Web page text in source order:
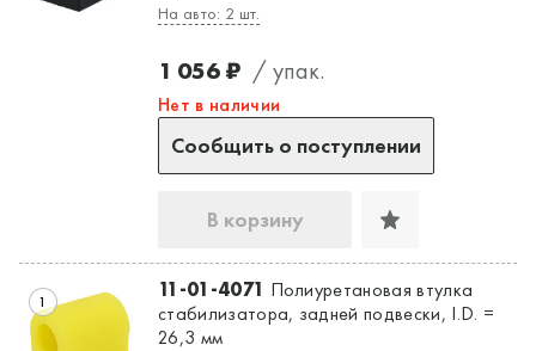
На авто: 2 шт.
1 056 ₽ / упак.
Нет в наличии
Сообщить о поступлении
В корзину
1 11-01-4071 Полиуретановая втулка
стабилизатора, задней подвески, I.D. =
26,3 мм